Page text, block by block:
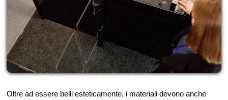
Oltre ad essere belli esteticamente, i materiali devono anche